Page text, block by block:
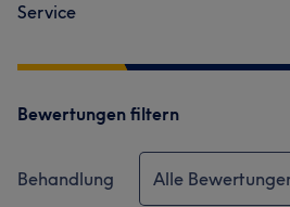
Service
Bewertungen filtern
Behandlung Alle